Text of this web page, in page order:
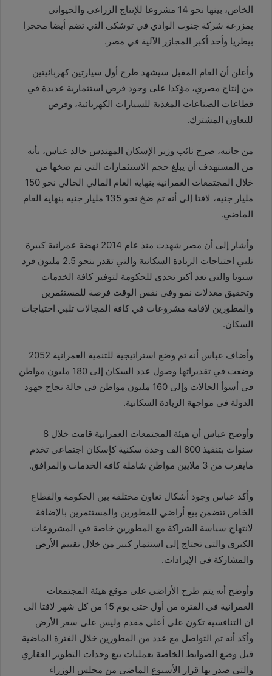
الخاص، بينها نحو 14 مشروعا للإنتاج الزراعي والحيواني
بمزرعة شركة جنوب الوادي في توشكى التي تضم أيضا محجرا
بيطريا وأحد أكبر المجازر الآلية في مصر.
وأعلن أن العام المقبل سيشهد طرح أول سيارتين كهربائيتين
من إنتاج مصري، مؤكدا على وجود فرص استثمارية عديدة في
قطاعات الصناعات المغذية للسيارات الكهربائية، وفرص
للتعاون المشترك.
من جانبه، صرح نائب وزير الإسكان المهندس خالد عباس، بأنه
من المستهدف أن يبلغ حجم الاستثمارات التي تم ضخها من
خلال المجتمعات العمرانية بنهاية العام المالي الحالي نحو 150
مليار جنيه، لافتا إلى أنه تم ضخ نحو 135 مليار جنيه بنهاية العام
الماضي.
وأشار إلى أن مصر شهدت منذ عام 2014 نهضة عمرانية كبيرة
تلبي احتياجات الزيادة السكانية والتي تقدر بنحو 2.5 مليون فرد
سنويا والتي تعد أكبر تحدي للحكومة لتوفير كافة الخدمات
وتحقيق معدلات نمو وفي نفس الوقت فرصة للمستثمرين
والمطورين لإقامة مشروعات في كافة المجالات تلبي احتياجات
السكان.
وأضاف عباس أنه تم وضع استراتيجية للتنمية العمرانية 2052
وضعت في تقديراتها وصول عدد السكان إلى 180 مليون مواطن
في أسوأ الحالات وإلى 160 مليون مواطن في حالة نجاح جهود
الدولة في مواجهة الزيادة السكانية.
وأوضح عباس أن هيئة المجتمعات العمرانية قامت خلال 8
سنوات بتنفيذ 800 الف وحدة سكنية كإسكان اجتماعي تخدم
مايقرب من 3 ملايين مواطن شاملة كافة الخدمات والمرافق.
وأكد عباس وجود أشكال تعاون مختلفة بين الحكومة والقطاع
الخاص تتضمن بيع أراضي للمطورين والمستثمرين بالإضافة
لانتهاج سياسة الشراكة مع المطورين خاصة في المشروعات
الكبرى والتي تحتاج إلى استثمار كبير من خلال تقييم الأرض
والمشاركة في الإيرادات.
وأوضح أنه يتم طرح الأراضي على موقع هيئة المجتمعات
العمرانية في الفترة من أول حتى يوم 15 من كل شهر لافتا الى
ان التنافسية تكون على أعلى مقدم وليس على سعر الأرض
وأكد أنه تم التواصل مع عدد من المطورين خلال الفترة الماضية
قبل وضع الضوابط الخاصة بعمليات بيع وحدات التطوير العقاري
والتي صدر بها قرار الأسبوع الماضي من مجلس الوزراء